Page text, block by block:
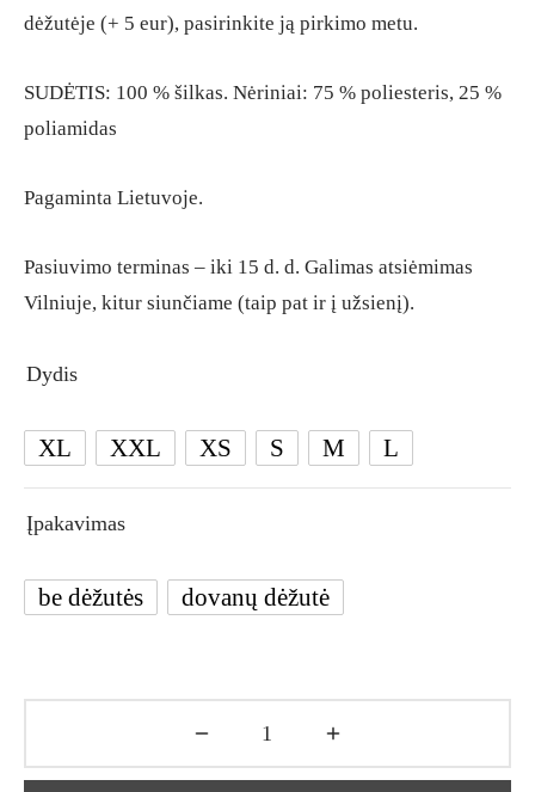
dėžutėje (+ 5 eur), pasirinkite ją pirkimo metu.
SUDĖTIS: 100 % šilkas. Nėriniai: 75 % poliesteris, 25 %
poliamidas
Pagaminta Lietuvoje.
Pasiuvimo terminas – iki 15 d. d. Galimas atsiėmimas
Vilniuje, kitur siunčiame (taip pat ir į užsienį).
Dydis
XL XXL XS S M L
Įpakavimas
be dėžutės dovanų dėžutė